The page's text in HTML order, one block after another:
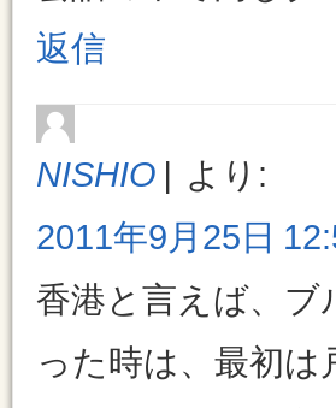
返信
NISHIO
より:
2011年9月25日
香港と言えば、ブ
った時は、最初